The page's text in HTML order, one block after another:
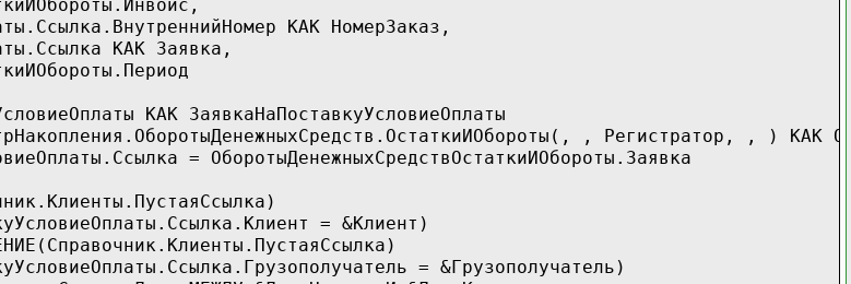
КАК НомерЗаказ,
КАК Заявка,
КАК ЗаявкаНаПоставкуУсловиеОплаты
, Регистратор, , ) КАК
= ОборотыДенежныхСредствОстаткиИОбороты.Заявка
= &Клиент)
= &Грузополучатель)